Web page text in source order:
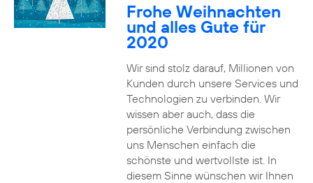
Frohe Weihnachten
und alles Gute für
2020
Wir sind stolz darauf, Millionen von
Kunden durch unsere Services und
Technologien zu verbinden. Wir
wissen aber auch, dass die
persönliche Verbindung zwischen
uns Menschen einfach die
schönste und wertvollste ist. In
diesem Sinne wünschen wir Ihnen